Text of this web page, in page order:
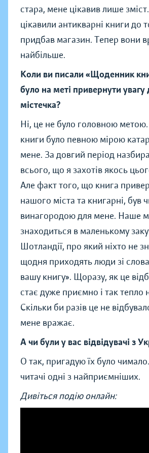
стара, мене цікавив лише
цікавили антикварні книги до
придбав магазин. Тепер вони
найбільше.
Коли ви писали «Щоденник
було на меті привернути
містечка?
Ні, це не було головною
книги було певною мірою
мене. За довгий період
всього, що я захотів якось
Але факт того, що книга
нашого міста та книгарні, був
винагородою для мене. Наше
знаходиться в маленькому
Шотландії, про який ніхто не
щодня приходять люди зі
вашу книгу». Щоразу, як це
стає дуже приємно і так тепло
Скільки би разів це не
мене вражає.
А чи були у вас відвідувачі з
О так, пригадую їх було
читачі одні з найприємніших.
Дивіться подію онлайн: